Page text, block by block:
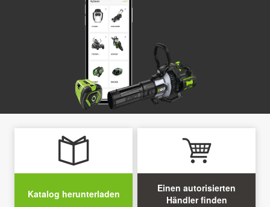
Katalog herunterladen
Einen autorisierten
Händler finden